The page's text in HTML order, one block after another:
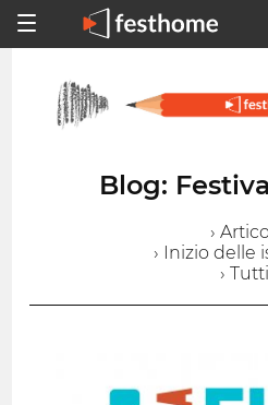
Blog:
›
› Inizio delle
› Tutti